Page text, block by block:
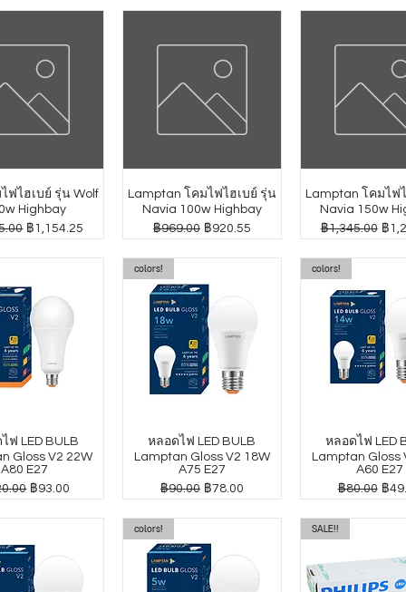
ฟไฮเบย์ รุ่น Wolf
Highbay
กติ
ราคาขายลด
฿1,154.25
Lamptan โคมไฟไฮเบย์ รุ่น
Navia 100w Highbay
ราคาปกติ
฿969.00 ราคาขายลด
฿920.55
Lamptan โคมไฟ
Navia 150w
ราคาปกติ
฿1,345.00 รา
฿
ฟ LED BULB
Gloss V2 22W
A80 E27
ปกติราคาขายลด
฿93.00
colors!
หลอดไฟ LED BULB
Lamptan Gloss V2 18W
A75 E27
ราคาปกติ
฿90.00 ราคาขายลด
฿78.00
colors!
หลอดไฟ LED
Lamptan Gloss
A60 E27
ราคาปกติ
฿80.00 รา
฿
colors! SALE!!